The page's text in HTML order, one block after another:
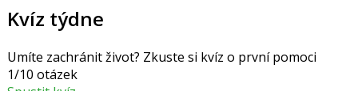
Kvíz týdne
Umíte zachránit život? Zkuste si kvíz o první pomoci
1/10 otázek